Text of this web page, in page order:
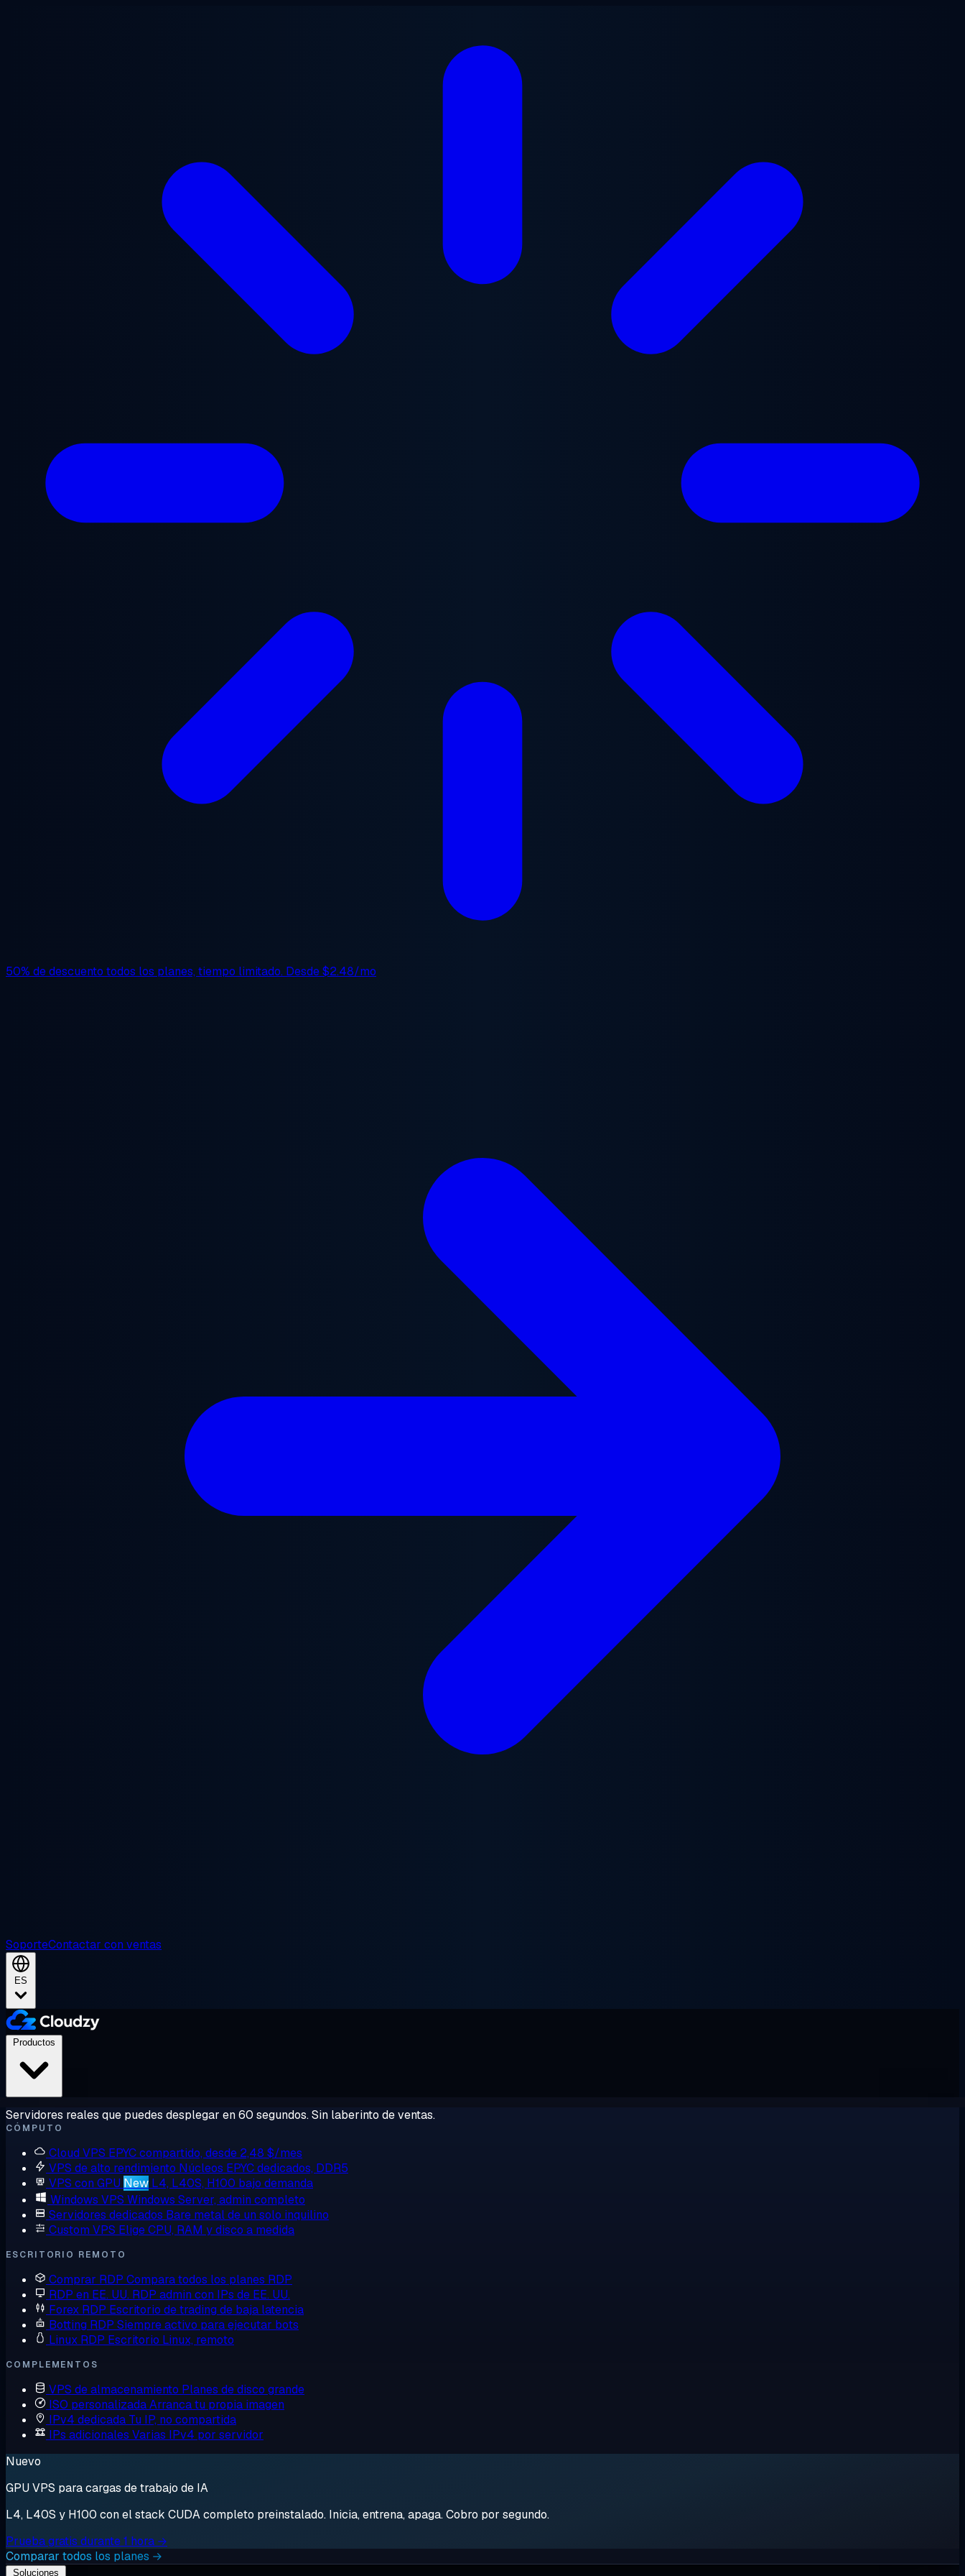
50% de descuento todos los planes, tiempo limitado. Desde$2.48/mo
SoporteContactar con ventas
ES
Servidores reales que puedes desplegar en 60 segundos. Sin laberinto de ventas.
CÓMPUTO
Cloud VPS EPYC compartido, desde 2,48 $/mes
VPS de alto rendimiento Núcleos EPYC dedicados, DDR5
VPS con GPU New L4, L40S, H100 bajo demanda
Windows VPS Windows Server, admin completo
Servidores dedicados Bare metal de un solo inquilino
Custom VPS Elige CPU, RAM y disco a medida
ESCRITORIO REMOTO
Comprar RDP Compara todos los planes RDP
RDP en EE. UU. RDP admin con IPs de EE. UU.
Forex RDP Escritorio de trading de baja latencia
Botting RDP Siempre activo para ejecutar bots
Linux RDP Escritorio Linux, remoto
COMPLEMENTOS
VPS de almacenamiento Planes de disco grande
ISO personalizadaArranca tu propia imagen
IPv4 dedicada Tu IP, no compartida
IPs adicionales Varias IPv4 por servidor
Nuevo
GPU VPS para cargas de trabajo de IA
L4, L40S y H100 con el stack CUDA completo preinstalado. Inicia, entrena, apaga. Cobro por segundo.
Prueba gratis durante 1 hora →
Comparar todos los planes →